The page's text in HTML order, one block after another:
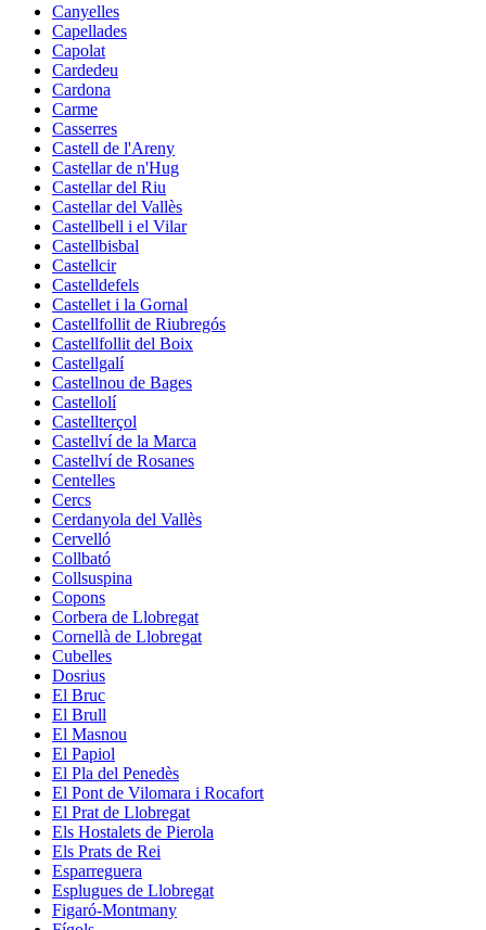
Canyelles
Capellades
Capolat
Cardedeu
Cardona
Carme
Casserres
Castell de l'Areny
Castellar de n'Hug
Castellar del Riu
Castellar del Vallès
Castellbell i el Vilar
Castellbisbal
Castellcir
Castelldefels
Castellet i la Gornal
Castellfollit de Riubregós
Castellfollit del Boix
Castellgalí
Castellnou de Bages
Castellolí
Castellterçol
Castellví de la Marca
Castellví de Rosanes
Centelles
Cercs
Cerdanyola del Vallès
Cervelló
Collbató
Collsuspina
Copons
Corbera de Llobregat
Cornellà de Llobregat
Cubelles
Dosrius
El Bruc
El Brull
El Masnou
El Papiol
El Pla del Penedès
El Pont de Vilomara i Rocafort
El Prat de Llobregat
Els Hostalets de Pierola
Els Prats de Rei
Esparreguera
Esplugues de Llobregat
Figaró-Montmany